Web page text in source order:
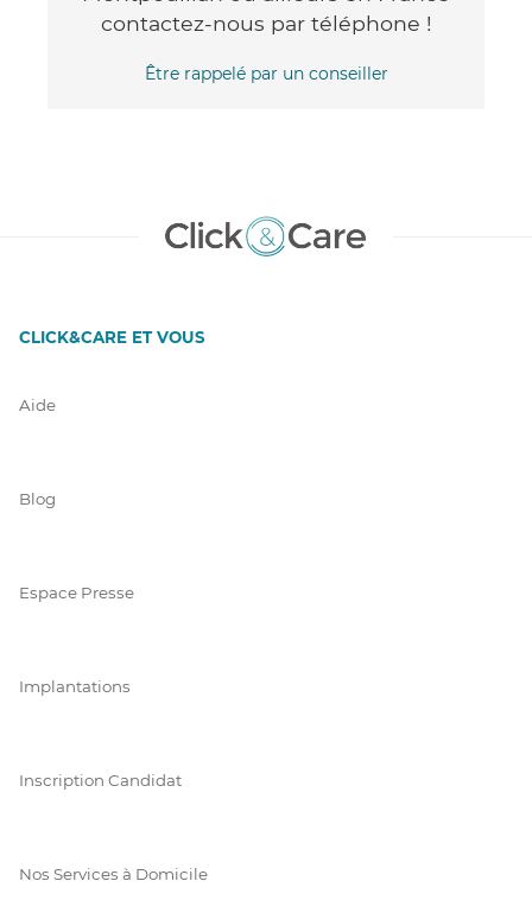
contactez-nous par téléphone !
Être rappelé par un conseiller
CLICK&CARE ET VOUS
Aide
Blog
Espace Presse
Implantations
Inscription Candidat
Nos Services à Domicile